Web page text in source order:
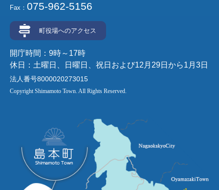
Fax： 075-962-5156
町役場へのアクセス
開庁時間：9時～17時
休日：土曜日、日曜日、祝日および12月29日から1月3日
法人番号8000020273015
Copyright Shimamoto Town. All Rights Reserved.